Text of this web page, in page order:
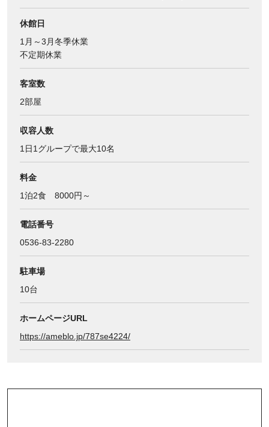
休館日
1月～3月冬季休業
不定期休業
客室数
2部屋
収容人数
1日1グループで最大10名
料金
1泊2食 8000円～
電話番号
0536-83-2280
駐車場
10台
ホームページURL
https://ameblo.jp/787se4224/